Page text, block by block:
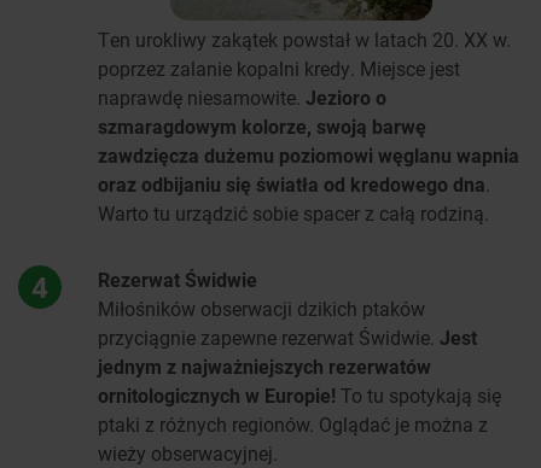
Ten urokliwy zakątek powstał w latach 20. XX w.
poprzez zalanie kopalni kredy. Miejsce jest
naprawdę niesamowite. Jezioro o
szmaragdowym kolorze, swoją barwę
zawdzięcza dużemu poziomowi węglanu wapnia
oraz odbijaniu się światła od kredowego dna.
Warto tu urządzić sobie spacer z całą rodziną.
4
Rezerwat Świdwie
Miłośników obserwacji dzikich ptaków
przyciągnie zapewne rezerwat Świdwie. Jest
jednym z najważniejszych rezerwatów
ornitologicznych w Europie! To tu spotykają się
ptaki z różnych regionów. Oglądać je można z
wieży obserwacyjnej.